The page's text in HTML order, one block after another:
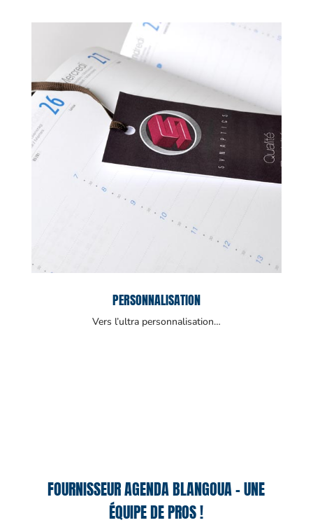
PERSONNALISATION
Vers l’ultra personnalisation…
FOURNISSEUR AGENDA BLANGOUA – UNE
ÉQUIPE DE PROS !